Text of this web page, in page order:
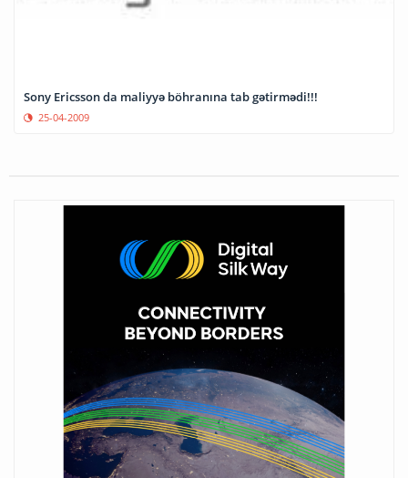
Sony Ericsson da maliyyə böhranına tab gətirmədi!!!
25-04-2009